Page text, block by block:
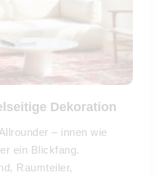
Dekoration
– innen wie
ein Blickfang.
Raumteiler,